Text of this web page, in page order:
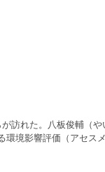
訪れた。八板俊輔（
境影響評価（アセス